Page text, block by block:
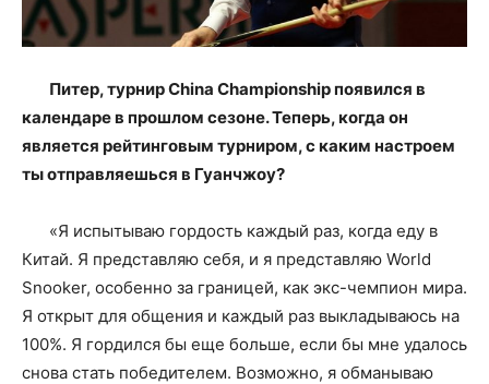
Питер, турнир China Championship появился в
календаре в прошлом сезоне. Теперь, когда он
является рейтинговым турниром, с каким настроем
ты отправляешься в Гуанчжоу?
«Я испытываю гордость каждый раз, когда еду в
Китай. Я представляю себя, и я представляю World
Snooker, особенно за границей, как экс-чемпион мира.
Я открыт для общения и каждый раз выкладываюсь на
100%. Я гордился бы еще больше, если бы мне удалось
снова стать победителем. Возможно, я обманываю